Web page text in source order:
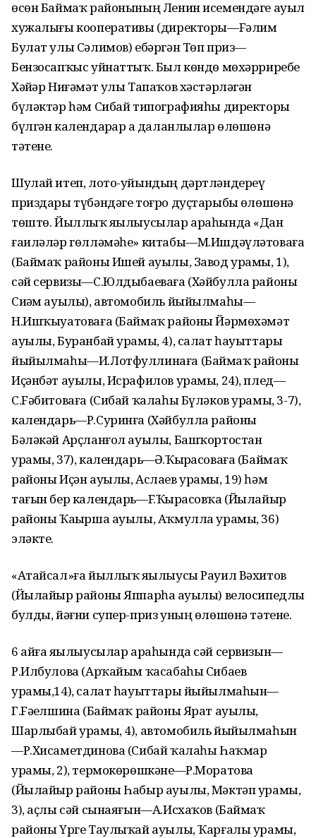
өсөн Баймаҡ районының Ленин исемендәге ауыл
хужалығы кооперативы (директоры—Fәлим
Булат улы Сәлимов) ебәргән Төп приз—
Бензосапҡыс уйнаттыҡ. Был көндө мөхәрриребеҙ
Хәйҙәр Ниғәмәт улы Тапаҡов хәстәрләгән
бүләктәр һәм Сибай типографияһы директоры
бүлгән календарҙар ҙа даланлылар өлөшөнә
тәтене.
Шулай итеп, лото-уйындың дәртләндереү
приздары түбәндәге тоғро дуҫтарыбыҙ өлөшөнә
төштө. Йыллыҡ яҙылыусылар араһында «Дан
ғаиләләр гөлләмәһе» китабы—М.Ишдәүләтоваға
(Баймаҡ районы Ишей ауылы, Завод урамы, 1),
сәй сервизы—С.Юлдыбаеваға (Хәйбулла районы
Сиҙәм ауылы), автомобиль йыйылмаһы—
Н.Ишҡыуатоваға (Баймаҡ районы Йәрмөхәмәт
ауылы, Буранбай урамы, 4), салат һауыттары
йыйылмаһы—И.Лотфуллинаға (Баймаҡ районы
Иҫәнбәт ауылы, Исрафилов урамы, 24), плед—
С.Fәбитоваға (Сибай ҡалаһы Бүләков урамы, 3-7),
календарь—Р.Суринға (Хәйбулла районы
Бәләкәй Арҫланғол ауылы, Башҡортостан
урамы, 37), календарь—Ә.Ҡыҙрасоваға (Баймаҡ
районы Иҫән ауылы, Аслаев урамы, 19) һәм
тағын бер календарь—F.Ҡыҙрасовҡа (Йылайыр
районы Ҡаҙырша ауылы, Аҡмулла урамы, 36)
эләкте.
«Атайсал»ға йыллыҡ яҙылыусы Рауил Вәхитов
(Йылайыр районы Яппарһаҙ ауылы) велосипедлы
булды, йәғни супер-приз уның өлөшөнә тәтене.
6 айға яҙылыусылар араһында сәй сервизын—
Р.Илбулова (Арҡайым ҡасабаһы Сибаев
урамы,14), салат һауыттары йыйылмаһын—
Г.Fәҙелшина (Баймаҡ районы Ярат ауылы,
Шарлыбай урамы, 4), автомобиль йыйылмаһын
—Р.Хисаметдинова (Сибай ҡалаһы Һаҡмар
урамы, 2), термокөрөшкәне—Р.Моратова
(Йылайыр районы Һабыр ауылы, Мәктәп урамы,
3), аҫлы сәй сынаяғын—А.Исхаҡов (Баймаҡ
районы Үрге Таулыҡай ауылы, Ҡарғалы урамы,